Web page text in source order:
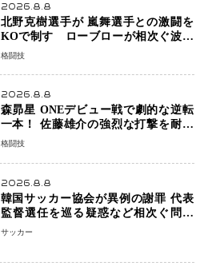
2026.8.8
北野克樹選手が 嵐舞選手との激闘を
KOで制す ローブローが相次ぐ波乱
の展開…涙の勝利「生まれてくる娘の
格闘技
2026.8.8
森昴星 ONEデビュー戦で劇的な逆転
一本！ 佐藤雄介の強烈な打撃を耐え
抜き、リアネイキッドチョークで勝利
格闘技
2026.8.8
韓国サッカー協会が異例の謝罪 代表
監督選任を巡る疑惑など相次ぐ問題
「組織の刷新」誓う
サッカー